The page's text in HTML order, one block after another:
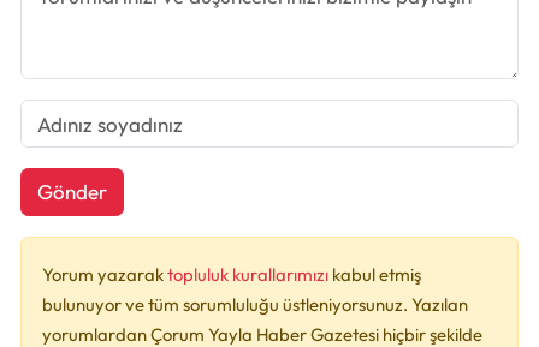
Gönder
Yorum yazaraktopluluk kurallarımızı kabul etmiş
bulunuyor ve tüm sorumluluğu üstleniyorsunuz. Yazılan
yorumlardan Çorum Yayla Haber Gazetesi hiçbir şekilde